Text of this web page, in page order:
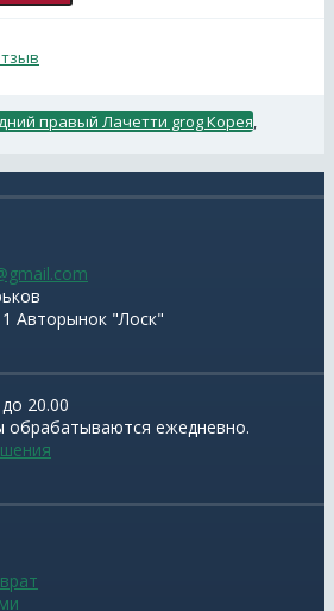
правый Лачетти grog Корея
Авторынок "Лоск"
20.00
обрабатываются ежедневно.